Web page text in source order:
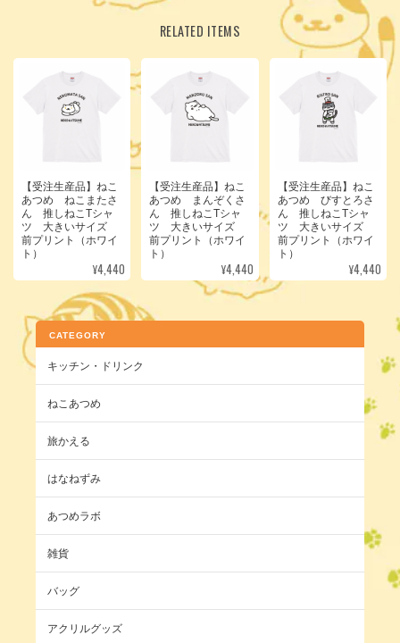
RELATED ITEMS
【受注生産品】ねこ
あつめ ねこまたさ
ん 推しねこTシャ
ツ 大きいサイズ
前プリント（ホワイ
ト）
¥4,440
【受注生産品】ねこ
あつめ まんぞくさ
ん 推しねこTシャ
ツ 大きいサイズ
前プリント（ホワイ
ト）
¥4,440
【受注生産品】ねこ
あつめ びすとろさ
ん 推しねこTシャ
ツ 大きいサイズ
前プリント（ホワイ
ト）
¥4,440
CATEGORY
キッチン・ドリンク
ねこあつめ
旅かえる
はなねずみ
あつめラボ
雑貨
バッグ
アクリルグッズ